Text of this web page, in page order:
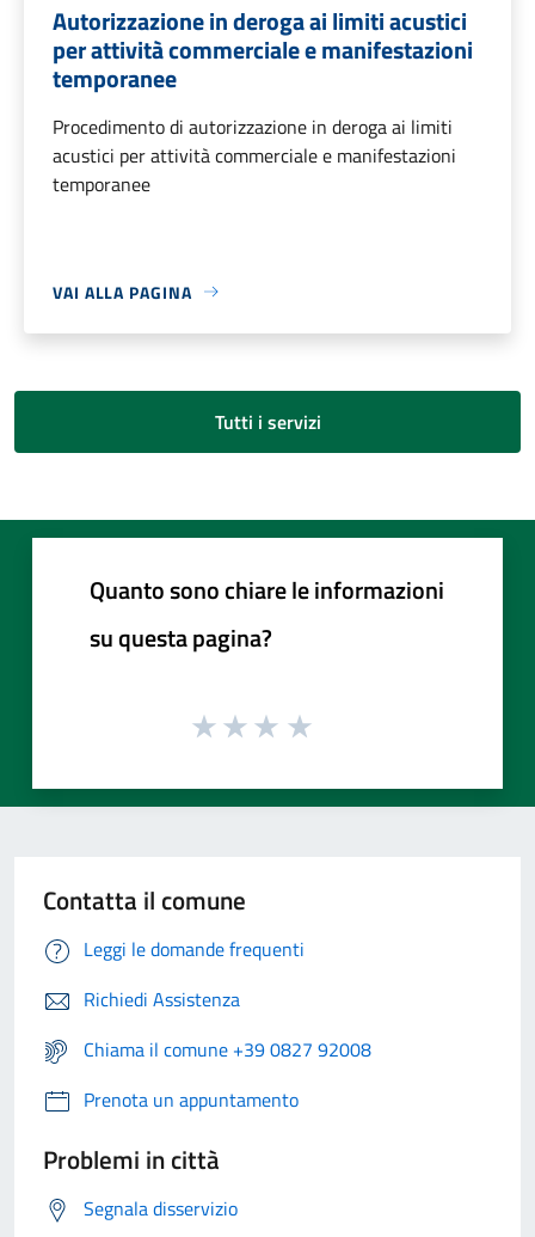
Autorizzazione in deroga ai limiti acustici
per attività commerciale e manifestazioni
temporanee
Procedimento di autorizzazione in deroga ai limiti
acustici per attività commerciale e manifestazioni
temporanee
VAI ALLA PAGINA
Tutti i servizi
Quanto sono chiare le informazioni
su questa pagina?
Contatta il comune
Leggi le domande frequenti
Richiedi Assistenza
Chiama il comune +39 0827 92008
Prenota un appuntamento
Problemi in città
Segnala disservizio